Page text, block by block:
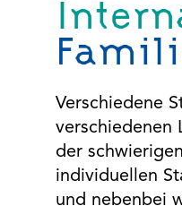
Verschiedene
verschiedenen
der
individuellen
und nebenbei